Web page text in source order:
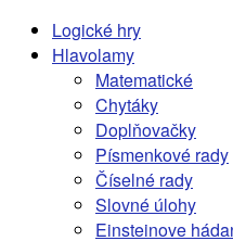
Logické hry
Hlavolamy
Matematické
Chytáky
Doplňovačky
Písmenkové rady
Číselné rady
Slovné úlohy
Einsteinove